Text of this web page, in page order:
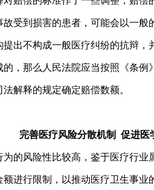
故受到损害的患者，可能会以一般
提出不构成一般医疗纠纷的抗辩，
的，那么人民法院应当按照《条
解释的规定确定赔偿数额。
完善医疗风险分散机制 促进医
为的风险性比较高，鉴于医疗行
额进行限制，以推动医疗卫生事